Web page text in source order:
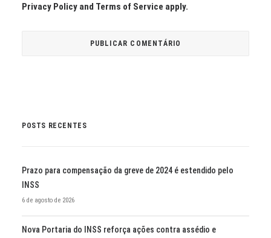
Privacy Policy and Terms of Service apply.
POSTS RECENTES
Prazo para compensação da greve de 2024 é estendido pelo
INSS
6 de agosto de 2026
Nova Portaria do INSS reforça ações contra assédio e